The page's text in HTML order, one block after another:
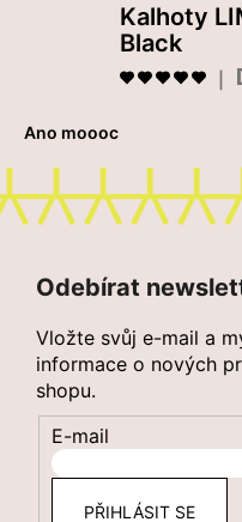
Kalhoty
Black
Ano moooc
á
p
a
t
í
Odebírat
Vložte svůj e-mail a
informace o nových
shopu.
E-mail
PŘIHLÁSIT SE